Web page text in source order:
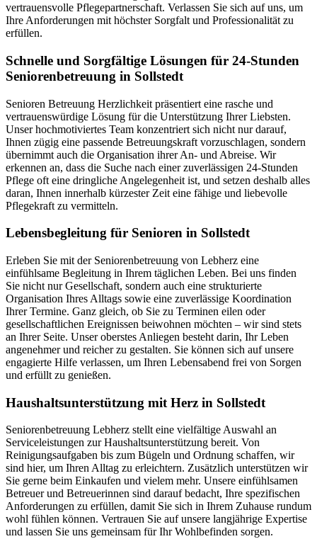
vertrauensvolle Pflegepartnerschaft. Verlassen Sie sich auf uns, um
Ihre Anforderungen mit höchster Sorgfalt und Professionalität zu
erfüllen.
Schnelle und Sorgfältige Lösungen für 24-Stunden
Seniorenbetreuung in Sollstedt
Senioren Betreuung Herzlichkeit präsentiert eine rasche und
vertrauenswürdige Lösung für die Unterstützung Ihrer Liebsten.
Unser hochmotiviertes Team konzentriert sich nicht nur darauf,
Ihnen zügig eine passende Betreuungskraft vorzuschlagen, sondern
übernimmt auch die Organisation ihrer An- und Abreise. Wir
erkennen an, dass die Suche nach einer zuverlässigen 24-Stunden
Pflege oft eine dringliche Angelegenheit ist, und setzen deshalb alles
daran, Ihnen innerhalb kürzester Zeit eine fähige und liebevolle
Pflegekraft zu vermitteln.
Lebensbegleitung für Senioren in Sollstedt
Erleben Sie mit der Seniorenbetreuung von Lebherz eine
einfühlsame Begleitung in Ihrem täglichen Leben. Bei uns finden
Sie nicht nur Gesellschaft, sondern auch eine strukturierte
Organisation Ihres Alltags sowie eine zuverlässige Koordination
Ihrer Termine. Ganz gleich, ob Sie zu Terminen eilen oder
gesellschaftlichen Ereignissen beiwohnen möchten – wir sind stets
an Ihrer Seite. Unser oberstes Anliegen besteht darin, Ihr Leben
angenehmer und reicher zu gestalten. Sie können sich auf unsere
engagierte Hilfe verlassen, um Ihren Lebensabend frei von Sorgen
und erfüllt zu genießen.
Haushalts­unterstützung mit Herz in Sollstedt
Seniorenbetreuung Lebherz stellt eine vielfältige Auswahl an
Serviceleistungen zur Haushaltsunterstützung bereit. Von
Reinigungsaufgaben bis zum Bügeln und Ordnung schaffen, wir
sind hier, um Ihren Alltag zu erleichtern. Zusätzlich unterstützen wir
Sie gerne beim Einkaufen und vielem mehr. Unsere einfühlsamen
Betreuer und Betreuerinnen sind darauf bedacht, Ihre spezifischen
Anforderungen zu erfüllen, damit Sie sich in Ihrem Zuhause rundum
wohl fühlen können. Vertrauen Sie auf unsere langjährige Expertise
und lassen Sie uns gemeinsam für Ihr Wohlbefinden sorgen.